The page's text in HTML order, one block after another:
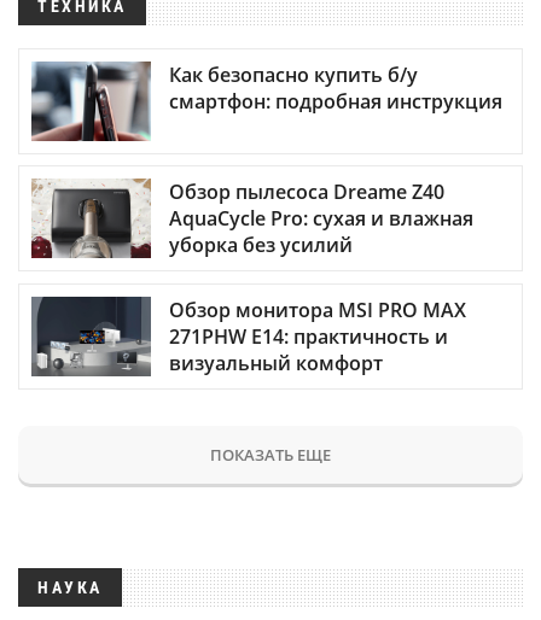
ТЕХНИКА
Как безопасно купить б/у
смартфон: подробная инструкция
Обзор пылесоса Dreame Z40
AquaCycle Pro: сухая и влажная
уборка без усилий
Обзор монитора MSI PRO MAX
271PHW E14: практичность и
визуальный комфорт
ПОКАЗАТЬ ЕЩЕ
НАУКА